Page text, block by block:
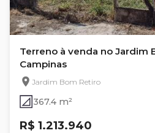
Terreno à venda no Jardim
Campinas
Jardim Bom Retiro
367.4 m²
R$ 1.213.940